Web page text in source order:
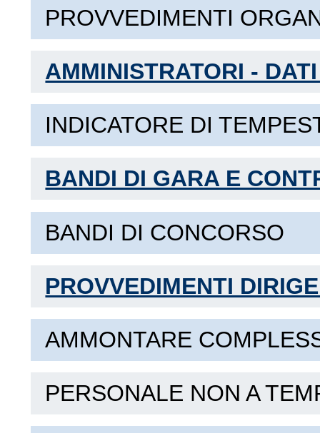
PROVVEDIMENTI
AMMINISTRATORI -
INDICATORE DI
BANDI DI GARA E
BANDI DI CONCORSO
PROVVEDIMENTI
AMMONTARE
PERSONALE NON A